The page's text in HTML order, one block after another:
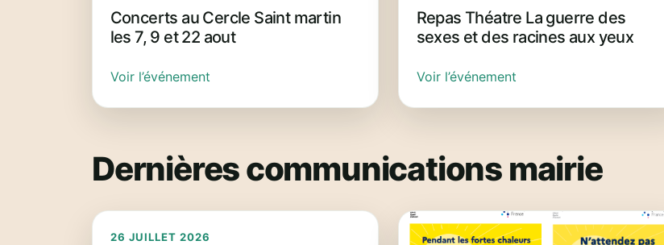
Concerts au Cercle Saint martin
les 7, 9 et 22 aout
Voir l’événement
Repas Théatre La guerre des
sexes et des racines aux yeux
Voir l’événement
Dernières communications mairie
26 JUILLET 2026